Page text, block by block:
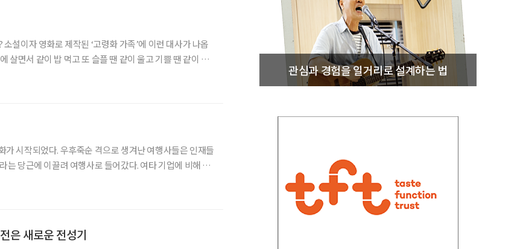
설이자 영화로 제작된 ‘고령화 가족’에 이런 대사가 나옵
살면서 같이 밥 먹고 또 슬플 땐 같이 울고 기쁠 땐 같이 웃
가 시작되었다. 우후죽순 격으로 생겨난 여행사들은 인재들
는 당근에 이끌려 여행사로 들어갔다. 여타 기업에 비해 급
은 새로운 전성기
관심과 경험을 일거리로 설계하는 법